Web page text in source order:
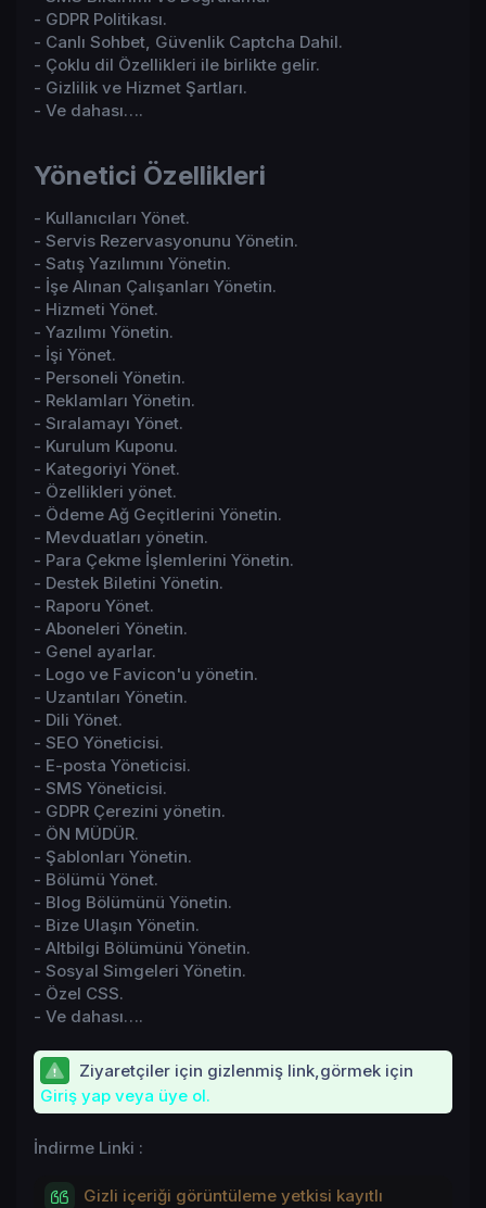
- GDPR Politikası.
- Canlı Sohbet, Güvenlik Captcha Dahil.
- Çoklu dil Özellikleri ile birlikte gelir.
- Gizlilik ve Hizmet Şartları.
- Ve dahası….
Yönetici Özellikleri​
- Kullanıcıları Yönet.
- Servis Rezervasyonunu Yönetin.
- Satış Yazılımını Yönetin.
- İşe Alınan Çalışanları Yönetin.
- Hizmeti Yönet.
- Yazılımı Yönetin.
- İşi Yönet.
- Personeli Yönetin.
- Reklamları Yönetin.
- Sıralamayı Yönet.
- Kurulum Kuponu.
- Kategoriyi Yönet.
- Özellikleri yönet.
- Ödeme Ağ Geçitlerini Yönetin.
- Mevduatları yönetin.
- Para Çekme İşlemlerini Yönetin.
- Destek Biletini Yönetin.
- Raporu Yönet.
- Aboneleri Yönetin.
- Genel ayarlar.
- Logo ve Favicon'u yönetin.
- Uzantıları Yönetin.
- Dili Yönet.
- SEO Yöneticisi.
- E-posta Yöneticisi.
- SMS Yöneticisi.
- GDPR Çerezini yönetin.
- ÖN MÜDÜR.
- Şablonları Yönetin.
- Bölümü Yönet.
- Blog Bölümünü Yönetin.
- Bize Ulaşın Yönetin.
- Altbilgi Bölümünü Yönetin.
- Sosyal Simgeleri Yönetin.
- Özel CSS.
- Ve dahası….
Ziyaretçiler için gizlenmiş link,görmek için
Giriş yap veya üye ol.
İndirme Linki :
Gizli içeriği görüntüleme yetkisi kayıtlı